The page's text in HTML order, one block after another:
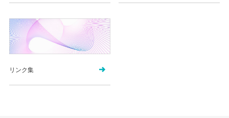
リンク集